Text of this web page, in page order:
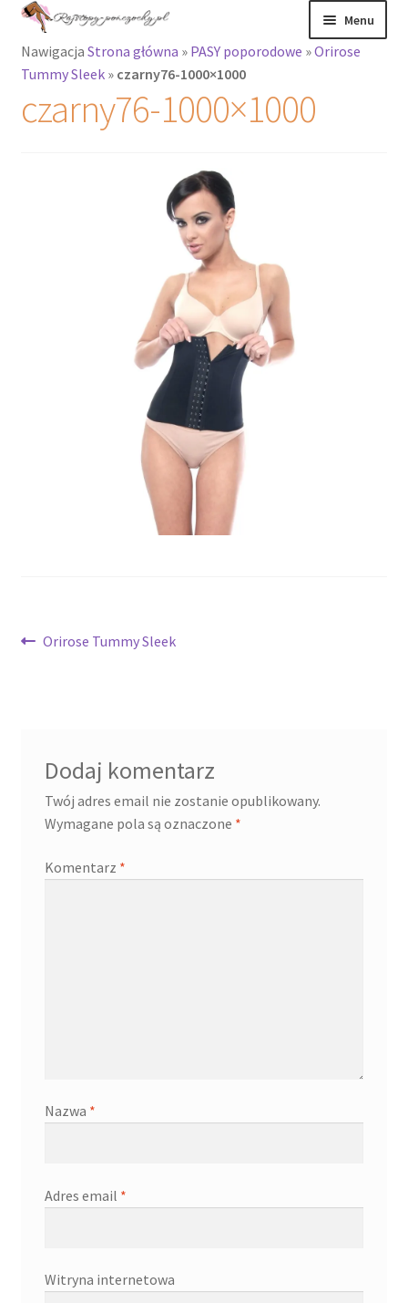
Przejdź
nawigacji
Przejdź
treści
Menu
Rajstopy
Rozwiń
menu
potomne
Rajstopy Orirose
Rozwiń
potomne
Nawigacja Strona główna » PASY poporodowe »Orirose
Tummy Sleek» czarny76-1000×1000
czarny76-1000×1000
Nawigacja
Poprzedni
Orirose Tummy Sleek
Dodaj komentarz
Twój adres email nie zostanie opublikowany.
Wymagane pola są oznaczone *
Komentarz *
Nazwa *
Adres email *
Witryna internetowa